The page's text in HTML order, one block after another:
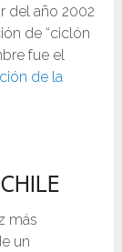
del año 2002
de “ciclón
fue el
de la
más
un